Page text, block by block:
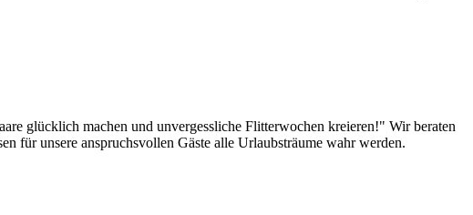
glücklich machen und unvergessliche Flitterwochen kreieren!" Wir beraten
für unsere anspruchsvollen Gäste alle Urlaubsträume wahr werden.